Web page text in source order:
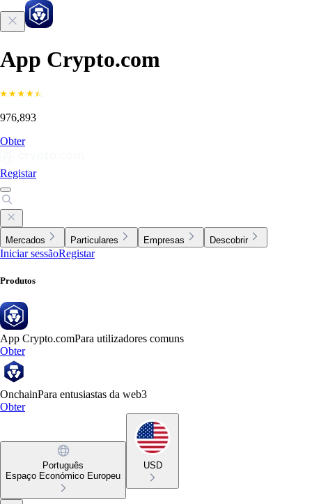
App Crypto.com
976,893
Obter
Registar
Mercados Particulares Empresas Descobrir
Iniciar sessãoRegistar
Produtos
App Crypto.comPara utilizadores comuns
Obter
OnchainPara entusiastas da web3
Obter
Português
Espaço Económico Europeu
USD